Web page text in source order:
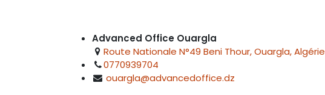
Advanced Office Ouargla
Route Nationale N°49 Beni Thour, Ouargla, Algérie
0770939704
ouargla@advancedoffice.dz